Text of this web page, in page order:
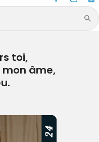
ligne
toi,
mon âme,